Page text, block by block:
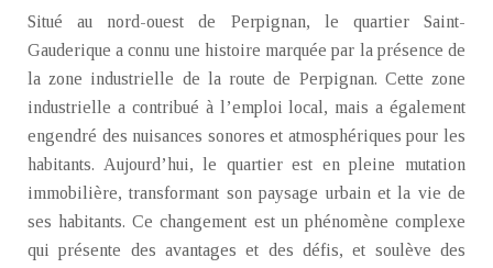
Situé au nord-ouest de Perpignan, le quartier Saint-
Gauderique a connu une histoire marquée par la présence de
la zone industrielle de la route de Perpignan. Cette zone
industrielle a contribué à l’emploi local, mais a également
engendré des nuisances sonores et atmosphériques pour les
habitants. Aujourd’hui, le quartier est en pleine mutation
immobilière, transformant son paysage urbain et la vie de
ses habitants. Ce changement est un phénomène complexe
qui présente des avantages et des défis, et soulève des